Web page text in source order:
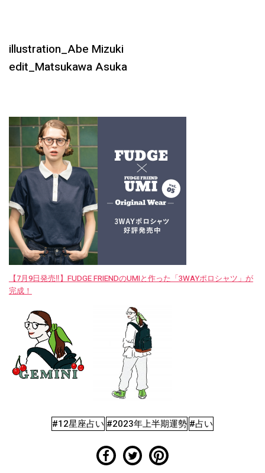
illustration_Abe Mizuki
edit_Matsukawa Asuka
【7月9日発売‼︎】FUDGE FRIENDのUMIと作った「3WAYポロシャツ」が
完成！
#12星座占い #2023年上半期運勢 #占い